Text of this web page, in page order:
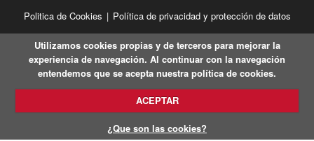
Politica de Cookies | Política de privacidad y protección de datos
Utilizamos cookies propias y de terceros para mejorar la
experiencia de navegación. Al continuar con la navegación
entendemos que se acepta nuestra política de cookies.
ACEPTAR
¿Que son las cookies?